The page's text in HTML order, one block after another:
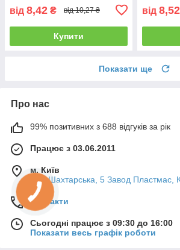
від 8,42 ₴ від 10,27 ₴
Купити
від 8,52
Показати ще
Про нас
99% позитивних з 688 відгуків за рік
Працює з 03.06.2011
м. Київ
вул. Шахтарська, 5 Завод Пластмас,
Контакти
Сьогодні працює з 09:30 до 16:00
Показати весь графік роботи